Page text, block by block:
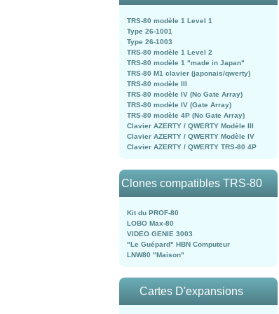
TRS-80 modèle 1 Level 1
Type 26-1001
Type 26-1003
TRS-80 modèle 1 Level 2
TRS-80 modèle 1 "made in Japan"
TRS-80 M1 clavier (japonais/qwerty)
TRS-80 modèle III
TRS-80 modèle IV (No Gate Array)
TRS-80 modèle IV (Gate Array)
TRS-80 modèle 4P (No Gate Array)
Clavier AZERTY / QWERTY Modèle III
Clavier AZERTY / QWERTY Modèle IV
Clavier AZERTY / QWERTY TRS-80 4P
Clones compatibles TRS-80
Kit du PROF-80
LOBO Max-80
VIDEO GENIE 3003
"Le Guépard" HBN Computeur
LNW80 "Maison"
Cartes D'expansions